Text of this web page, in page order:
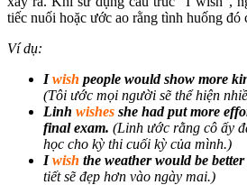
tiếc nuối hoặc ước ao rằng tình huống đó
Ví dụ:
Iwish people would show more
(Tôi ước mọi người sẽ thể hiện
Linh wishes she had put more
final exam. (Linh ước rằng cô ấy
học cho kỳ thi cuối kỳ của mình.)
Iwish the weather would be
tiết sẽ đẹp hơn vào ngày mai.)